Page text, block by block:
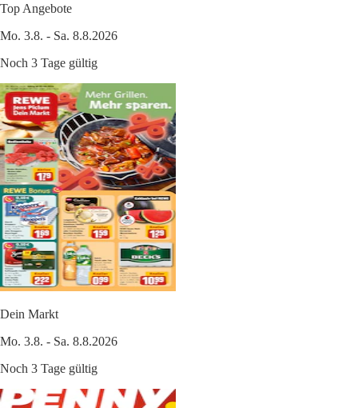
Top Angebote
Mo. 3.8. - Sa. 8.8.2026
Noch 3 Tage gültig
Dein Markt
Mo. 3.8. - Sa. 8.8.2026
Noch 3 Tage gültig